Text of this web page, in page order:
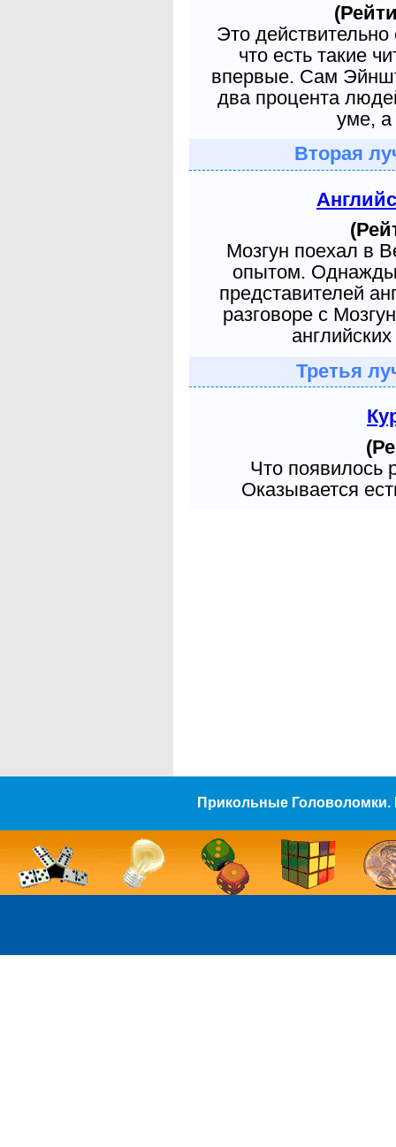
Это
что есть такие
впервые. Сам
два процента
уме, а
Вторая
Мозгун поехал в
опытом. Однажды
представителей
разговоре с
Третья
Что появилось
Оказывается
Прикольные